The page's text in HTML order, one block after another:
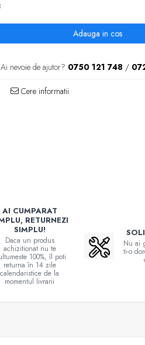
Adauga in cos
Ai nevoie de ajutor? 0750 121 748 /
Cere informatii
AI CUMPARAT
RETURNEZI
SIMPLU!
Daca un produs
achizitionat nu te
100%, îl poti
returna în 14 zile
calendaristice de la
momentul livrarii
Nu ai
ti-o